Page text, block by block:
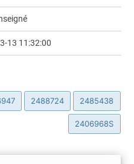
13 11:32:00
2488724 2485438
2406968S